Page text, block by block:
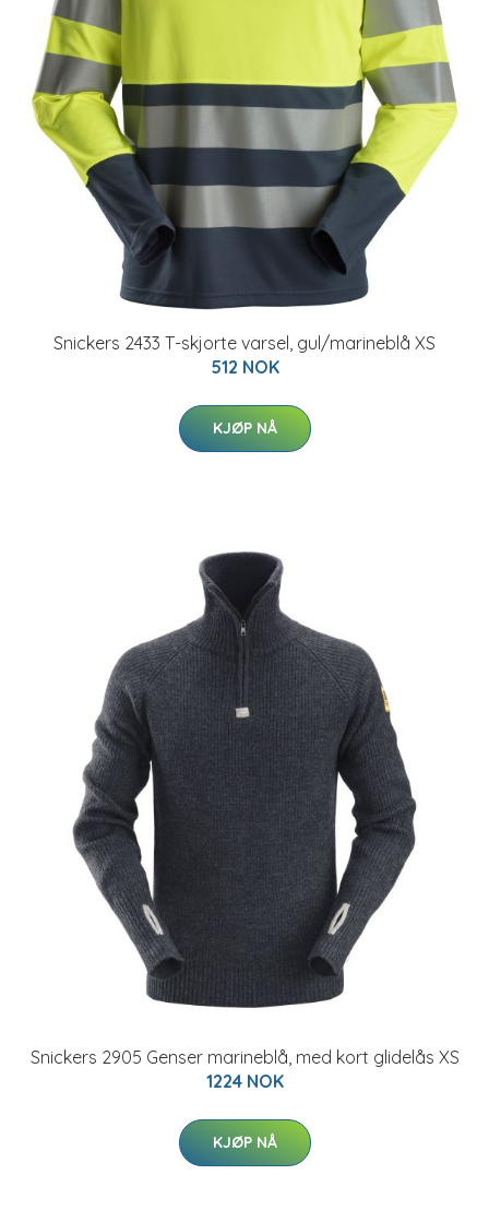
Snickers 2433 T-skjorte varsel, gul/marineblå XS
512 NOK
KJØP NÅ
Snickers 2905 Genser marineblå, med kort glidelås XS
1224 NOK
KJØP NÅ